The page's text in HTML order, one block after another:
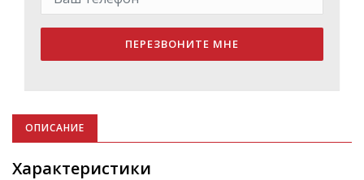
ПЕРЕЗВОНИТЕ МНЕ
ОПИСАНИЕ
Характеристики